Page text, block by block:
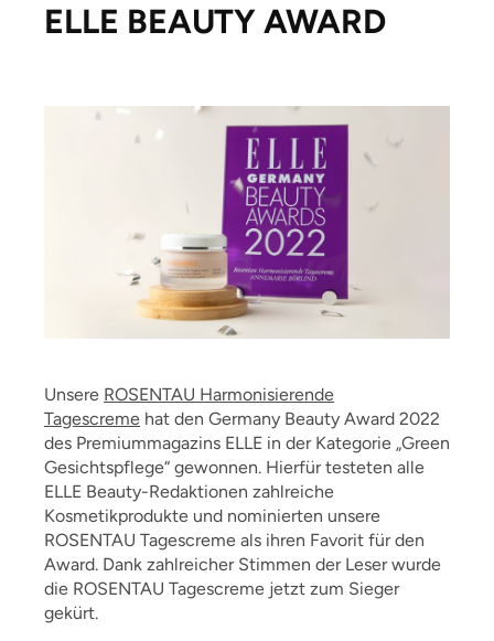
ELLE BEAUTY AWARD
Unsere ROSENTAU Harmonisierende
Tagescreme hat den Germany Beauty Award 2022
des Premiummagazins ELLE in der Kategorie „Green
Gesichtspflege“ gewonnen. Hierfür testeten alle
ELLE Beauty-Redaktionen zahlreiche
Kosmetikprodukte und nominierten unsere
ROSENTAU Tagescreme als ihren Favorit für den
Award. Dank zahlreicher Stimmen der Leser wurde
die ROSENTAU Tagescreme jetzt zum Sieger
gekürt.